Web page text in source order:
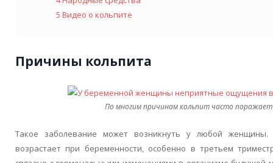
5 Видео о кольпите
Причины кольпита
По многим причинам кольпит часто
Такое заболевание может возникнуть у любой женщины.
возрастает при беременности, особенно в третьем